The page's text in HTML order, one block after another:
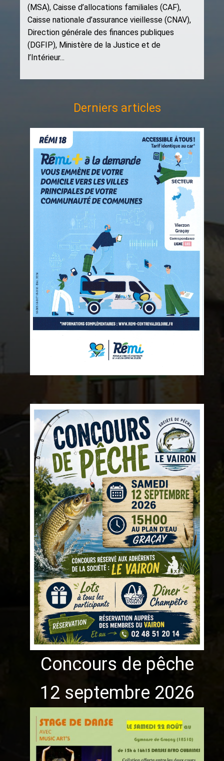
(MSA), Caisse d’allocations familiales (CAF),
Caisse nationale d’assurance vieillesse (CNAV),
Direction générale des finances publiques
(DGFIP), Ministère de la Justice et de
l’Intérieur...
Derniers articles
Concours de pêche
12 septembre 2026